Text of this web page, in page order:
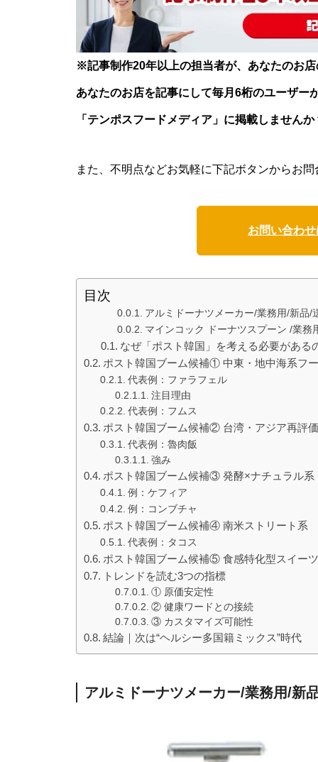
※記事制作20年以上の担当者が、あなたのお
あなたのお店を記事にして毎月6桁のユーザー
「テンポスフードメディア」に掲載しません
また、不明点などお気軽に下記ボタンからお
お問い合わ
目次
アルミドーナツメーカー/業務用/新品/
マインコック ドーナツスプーン /業務
なぜ「ポスト韓国」を考える必要がある
ポスト韓国ブーム候補① 中東・地中海系フ
代表例：ファラフェル
注目理由
代表例：フムス
ポスト韓国ブーム候補② 台湾・アジア再評
代表例：魯肉飯
強み
ポスト韓国ブーム候補③ 発酵×ナチュラル系
例：ケフィア
例：コンブチャ
ポスト韓国ブーム候補④ 南米ストリート系
代表例：タコス
ポスト韓国ブーム候補⑤ 食感特化型スイー
トレンドを読む3つの指標
① 原価安定性
② 健康ワードとの接続
③ カスタマイズ可能性
結論｜次は“ヘルシー多国籍ミックス”時代
アルミドーナツメーカー/業務用/新